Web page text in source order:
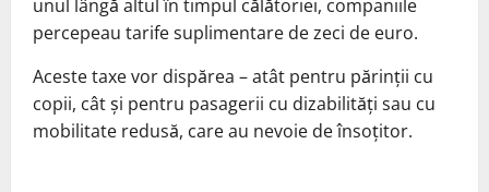
unul lângă altul în timpul călătoriei, companiile
percepeau tarife suplimentare de zeci de euro.
Aceste taxe vor dispărea – atât pentru părinții cu
copii, cât și pentru pasagerii cu dizabilități sau cu
mobilitate redusă, care au nevoie de însoțitor.